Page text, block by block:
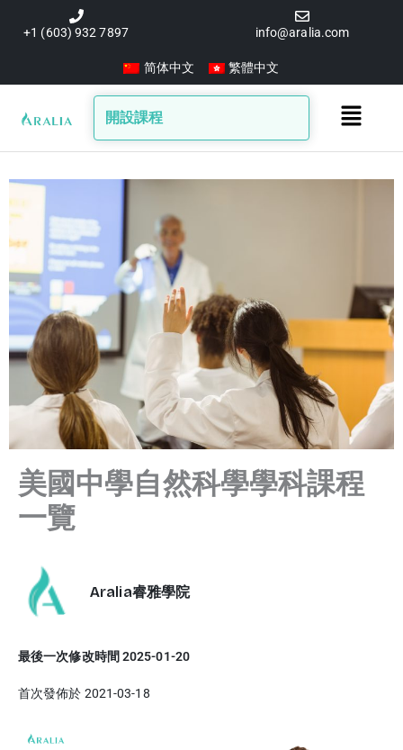
要
+1 (603) 932 7897 info@aralia.com
简体中文 繁體中文
開設課程
Main
美國中學自然科學學科課程
一覽
Aralia睿雅學院
最後一次修改時間 2025-01-20
首次發佈於 2021-03-18